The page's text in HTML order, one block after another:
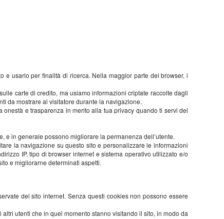
e usarlo per finalità di ricerca. Nella maggior parte dei browser, i
carte di credito, ma usiamo informazioni criptate raccolte dagli
da mostrare al visitatore durante la navigazione.
e trasparenza in merito alla tua privacy quando ti servi del
e in generale possono migliorare la permanenza dell’utente.
la navigazione su questo sito e personalizzare le informazioni
IP, tipo di browser internet e sistema operativo utilizzato e/o
e migliorarne determinati aspetti.
del sito internet. Senza questi cookies non possono essere
utenti che in quel momento stanno visitando il sito, in modo da